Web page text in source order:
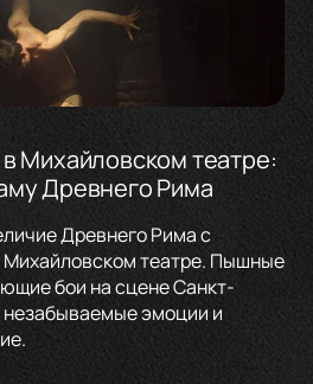
Михайловском театре:
Древнего Рима
Древнего Рима с
Михайловском театре. Пышные
бои на сцене Санкт-
эмоции и